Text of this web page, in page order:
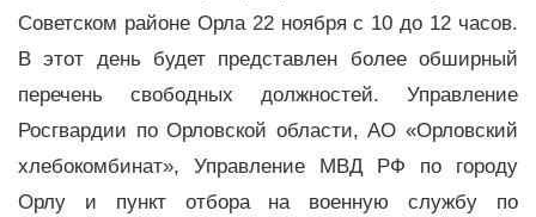
Советском районе Орла 22 ноября с 10 до 12 часов.
В этот день будет представлен более обширный
перечень свободных должностей. Управление
Росгвардии по Орловской области, АО «Орловский
хлебокомбинат», Управление МВД РФ по городу
Орлу и пункт отбора на военную службу по